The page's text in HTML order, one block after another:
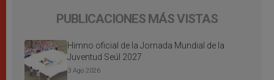
PUBLICACIONES MÁS VISTAS
Himno oficial de la Jornada Mundial de la
Juventud Seúl 2027
3 Ago 2026